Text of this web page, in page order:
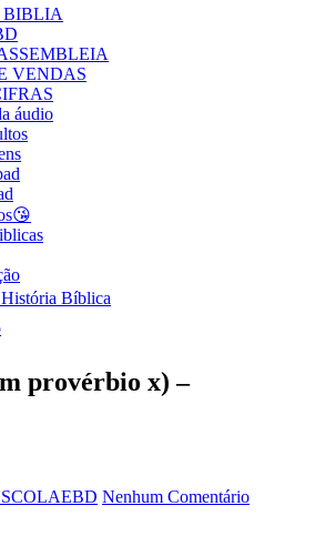
BIBLIA
VENDAS
áudio
Bíblica
provérbio x) –
Nenhum Comentário